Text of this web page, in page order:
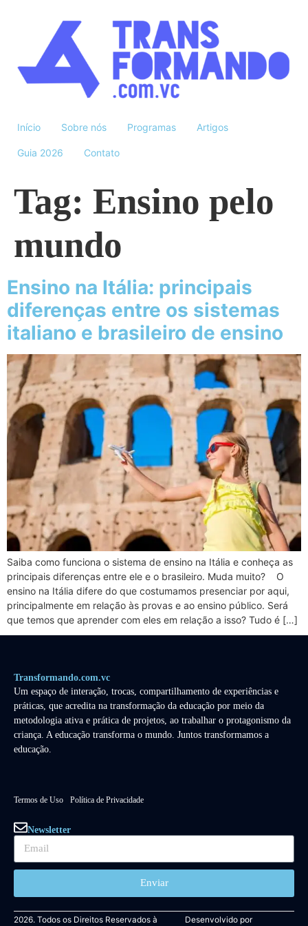
Início Sobre nós Programas Artigos
Guia 2026 Contato
Tag: Ensino pelo
mundo
Ensino na Itália: principais
diferenças entre os sistemas
italiano e brasileiro de ensino
Saiba como funciona o sistema de ensino na Itália e conheça as
principais diferenças entre ele e o brasileiro. Muda muito? O
ensino na Itália difere do que costumamos presenciar por aqui,
principalmente em relação às provas e ao ensino público. Será
que temos que aprender com eles em relação a isso? Tudo é […]
Transformando.com.vc
Um espaço de interação, trocas, compartilhamento de experiências e
práticas, que acredita na transformação da educação por meio da
metodologia ativa e prática de projetos, ao trabalhar o protagonismo da
criança. A educação transforma o mundo. Juntos transformamos a
educação.
Termos de Uso Política de Privacidade
Newsletter
Enviar
2026. Todos os Direitos Reservados à Desenvolvido por